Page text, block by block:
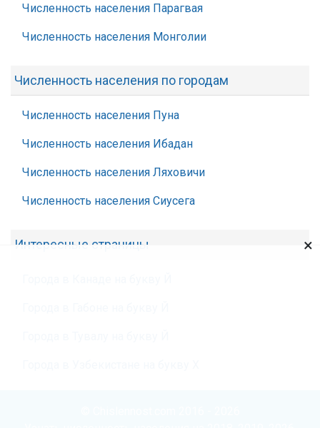
Численность населения Парагвая
Численность населения Монголии
Численность населения по городам
Численность населения Пуна
Численность населения Ибадан
Численность населения Ляховичи
Численность населения Сиусега
Интересные страницы ×